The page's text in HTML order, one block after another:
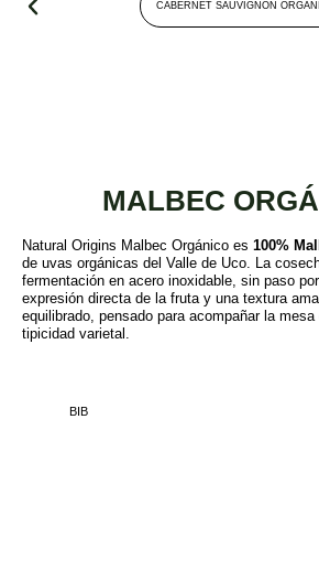
CABERNET SAUVIGNON
MALBEC
Natural Origins Malbec Orgánico es 100%
de uvas orgánicas del Valle de Uco. La
fermentación en acero inoxidable, sin paso
expresión directa de la fruta y una textura
equilibrado, pensado para acompañar la
tipicidad varietal.
BIB